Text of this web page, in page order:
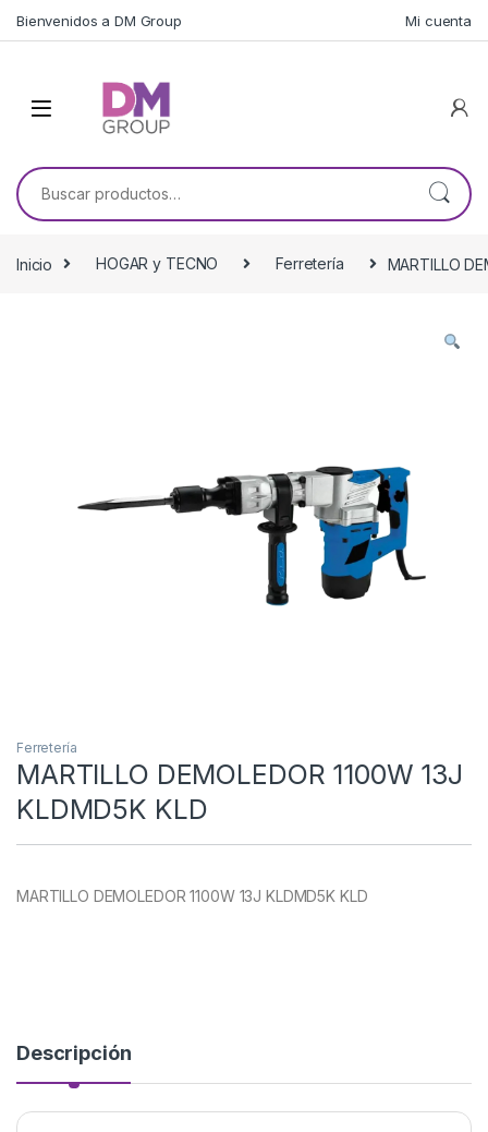
Bienvenidos a DM Group Mi cuenta
Buscar por:
Inicio HOGAR y TECNO Ferretería MARTILLO
Ferretería
MARTILLO DEMOLEDOR 1100W 13J
KLDMD5K KLD
MARTILLO DEMOLEDOR 1100W 13J KLDMD5K KLD
Descripción